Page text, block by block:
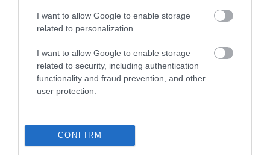
I want to allow Google to enable storage
related to personalization.
I want to allow Google to enable storage
related to security, including authentication
functionality and fraud prevention, and other
user protection.
CONFIRM
TÍZ ÉVE NEM VOLT ILYEN ALACSONY AZ
INFLÁCIÓ MAGYARORSZÁGON